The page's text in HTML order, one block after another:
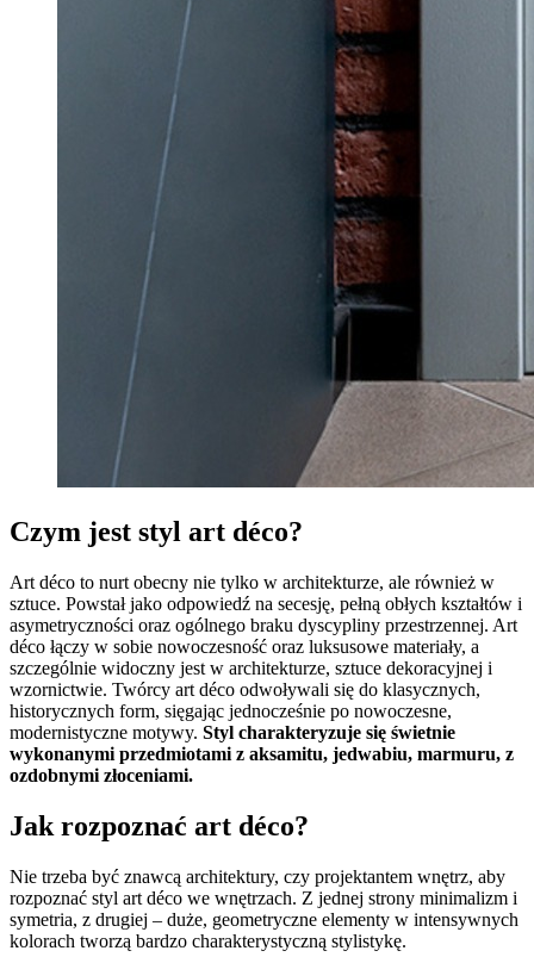
Czym jest styl art déco?
Art déco to nurt obecny nie tylko w architekturze, ale również w
sztuce. Powstał jako odpowiedź na secesję, pełną obłych kształtów i
asymetryczności oraz ogólnego braku dyscypliny przestrzennej. Art
déco łączy w sobie nowoczesność oraz luksusowe materiały, a
szczególnie widoczny jest w architekturze, sztuce dekoracyjnej i
wzornictwie. Twórcy art déco odwoływali się do klasycznych,
historycznych form, sięgając jednocześnie po nowoczesne,
modernistyczne motywy. Styl charakteryzuje się świetnie
wykonanymi przedmiotami z aksamitu, jedwabiu, marmuru, z
ozdobnymi złoceniami.
Jak rozpoznać art déco?
Nie trzeba być znawcą architektury, czy projektantem wnętrz, aby
rozpoznać styl art déco we wnętrzach. Z jednej strony minimalizm i
symetria, z drugiej – duże, geometryczne elementy w intensywnych
kolorach tworzą bardzo charakterystyczną stylistykę.